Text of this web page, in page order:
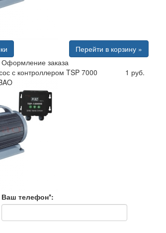
Перейти в корзину »
Оформление заказа
с контроллером TSP 7000
1 руб.
Ваш телефон*: